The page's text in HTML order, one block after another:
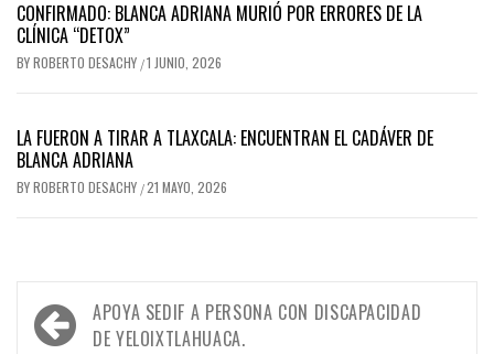
CONFIRMADO: BLANCA ADRIANA MURIÓ POR ERRORES DE LA
CLÍNICA “DETOX”
BYROBERTO DESACHY /1 JUNIO, 2026
LA FUERON A TIRAR A TLAXCALA: ENCUENTRAN EL CADÁVER DE
BLANCA ADRIANA
BYROBERTO DESACHY /21 MAYO, 2026
Navegación
APOYA SEDIF A PERSONA CON DISCAPACIDAD
DE YELOIXTLAHUACA.